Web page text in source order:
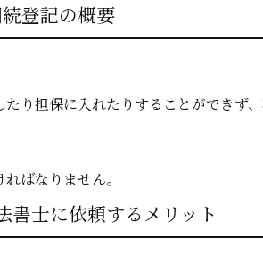
登記の概要
り担保に入れたりすることができず
ばなりません。
書士に依頼するメリット